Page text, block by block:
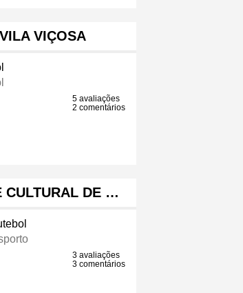
VIÇOSA
5 avaliações
2 comentários
CULTURAL DE …
3 avaliações
3 comentários